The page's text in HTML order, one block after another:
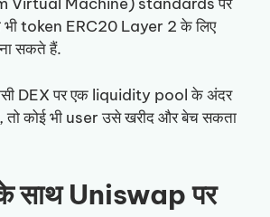
भी token ERC20 Layer 2 के लिए
सकते हैं.
DEX पर एक liquidity pool के अंदर
तो कोई भी user उसे खरीद और बेच सकता
साथ Uniswap पर